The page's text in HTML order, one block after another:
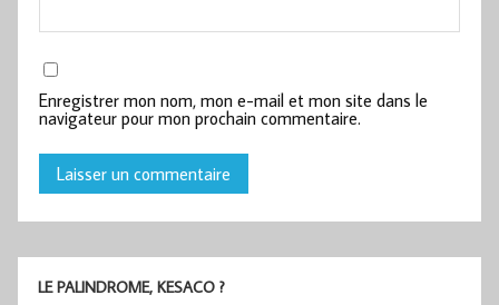
Enregistrer mon nom, mon e-mail et mon site dans le
navigateur pour mon prochain commentaire.
LE PALINDROME, KESACO ?